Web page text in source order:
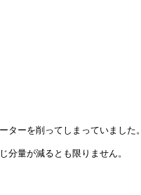
ターを削ってしまっていました。
分量が減るとも限りません。